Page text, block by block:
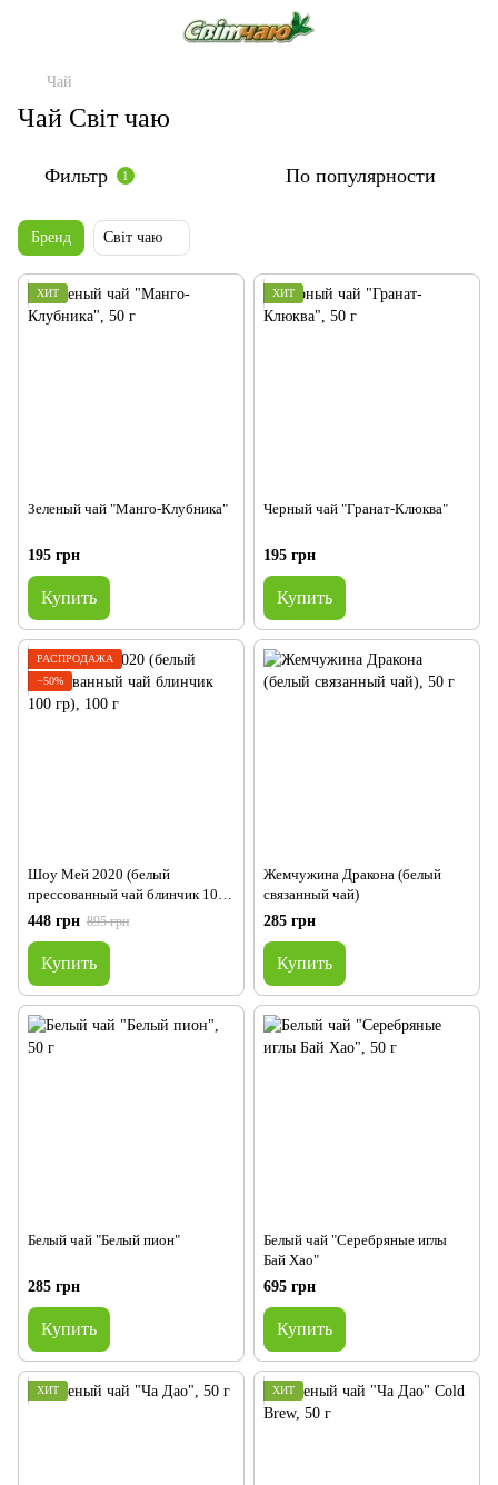
Чай
Чай Світ чаю
Фильтр 1 По популярности
Бренд Світ чаю
ХИТ
Зеленый чай "Манго-Клубника"
195 грн
Купить
ХИТ
Черный чай "Гранат-Клюква"
195 грн
Купить
РАСПРОДАЖА
−50%
Шоу Мей 2020 (белый
прессованный чай блинчик 100
гр)
448 грн 895 грн
Купить
Жемчужина Дракона (белый
связанный чай)
285 грн
Купить
Белый чай "Белый пион"
285 грн
Купить
Белый чай "Серебряные иглы
Бай Хао"
695 грн
Купить
ХИТ ХИТ